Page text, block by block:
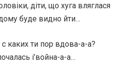
діти, що хуга вляглася
буде видно йти…
каких ти пор вдова-а-а?
і’война-а-а…